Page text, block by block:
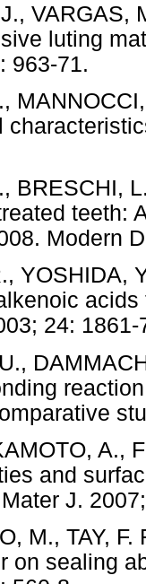
VARGAS,
luting
963-71.
BRESCHI,
teeth:
Modern
YOSHIDA,
24: 1861-
A.,
and
J.
M., TAY,
on sealing